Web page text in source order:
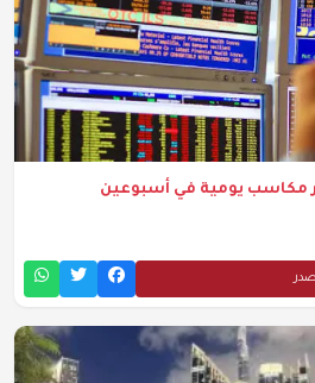
مكاسب يومية في أسبوعين